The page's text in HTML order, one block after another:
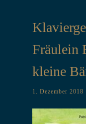
Fräulein
kleine
1. Dezember 2018